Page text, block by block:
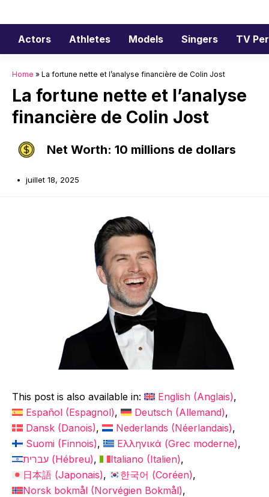
au
contenu
Actors Athletes Models Singers TV
Home » La fortune nette et l’analyse financière de Colin Jost
La fortune nette et l’analyse
financière de Colin Jost
Net Worth: 10 millions de dollars
juillet 18, 2025
This post is also available in: English(Anglais)
Español(Espagnol) Deutsch(Allemand)
Dansk(Danois) Nederlands (Néerlandais)
Suomi(Finnois) Ελληνικά (Grec moderne)
עברית (Hébreu) Italiano (Italien)
日本語 (Japonais) 한국어 (Coréen)
Norsk bokmål (Norvégien Bokmål)